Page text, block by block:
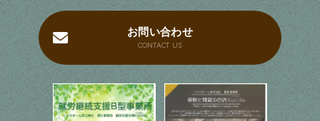
お問い合わせ
CONTACT US